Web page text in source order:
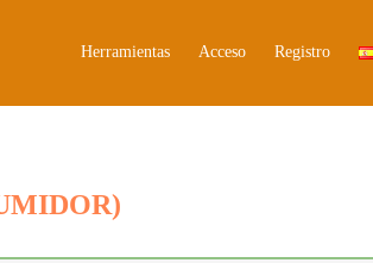
Herramientas Acceso Registro